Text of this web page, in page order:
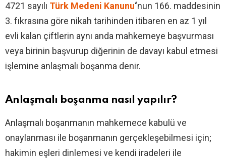
4721 sayılı Türk Medeni Kanunu‘nun 166. maddesinin
3. fıkrasına göre nikah tarihinden itibaren en az 1 yıl
evli kalan çiftlerin aynı anda mahkemeye başvurması
veya birinin başvurup diğerinin de davayı kabul etmesi
işlemine anlaşmalı boşanma denir.
Anlaşmalı boşanma nasıl yapılır?
Anlaşmalı boşanmanın mahkemece kabulü ve
onaylanması ile boşanmanın gerçekleşebilmesi için;
hakimin eşleri dinlemesi ve kendi iradeleri ile